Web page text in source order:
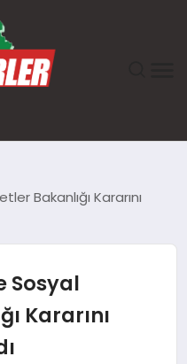
Bakanlığı Kararını
Sosyal
Kararını